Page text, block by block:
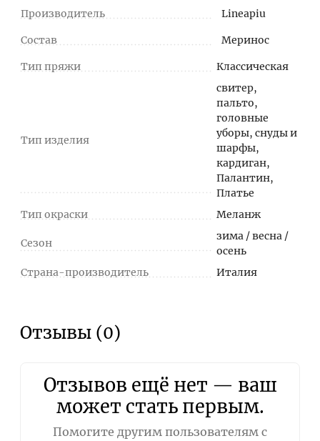
Производитель Lineapiu
Состав Меринос
Тип пряжи Классическая
Тип изделия
свитер,
пальто,
головные
уборы, снуды и
шарфы,
кардиган,
Палантин,
Платье
Тип окраски
Меланж
Сезон
зима / весна /
осень
Страна-производитель
Италия
Отзывы (0)
Отзывов ещё нет — ваш
может стать первым.
Помогите другим пользователям с